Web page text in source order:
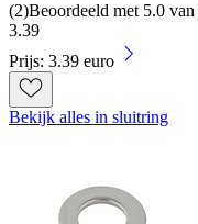
(2)Beoordeeld met 5.0
3.39
Prijs: 3.39 euro
Bekijk alles in sluitring